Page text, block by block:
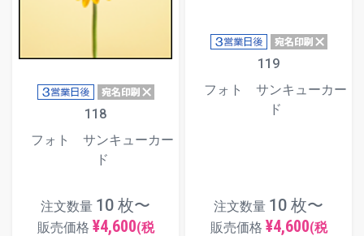
118
フォト サンキューカー
ド
注文数量 10 枚〜
販売価格 ¥4,600(税
119
フォト サンキューカー
ド
注文数量 10 枚〜
販売価格 ¥4,600(税